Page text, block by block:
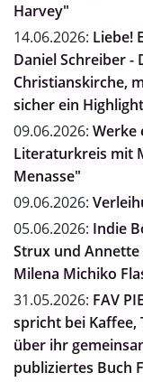
Harvey"
14.06.2026: Liebe!
Daniel Schreiber -
Christianskirche,
sicher ein
09.06.2026: Werke
Literaturkreis mit
Menasse"
09.06.2026:
05.06.2026: Indie
Strux und Annette
Milena Michiko
31.05.2026: FAV
spricht bei Kaffee,
über ihr
publiziertes Buch